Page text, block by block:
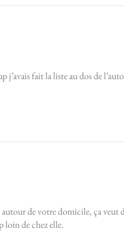
j’avais fait la liste au dos de
de votre domicile, ça veut
loin de chez elle.